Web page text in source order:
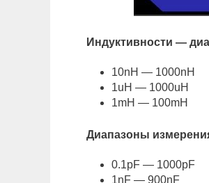
Индуктивности —
10nH — 1000nH
1uH — 1000uH
1mH — 100mH
Диапазоны
0.1pF — 1000pF
1nF — 900nF